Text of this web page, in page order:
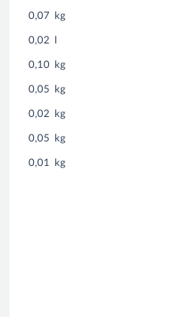
0,07 kg
0,02
0,10 kg
0,05 kg
0,02 kg
0,05 kg
0,01 kg